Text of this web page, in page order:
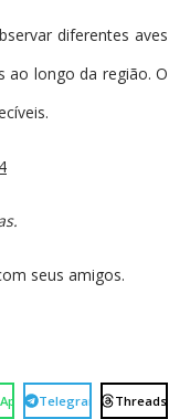
diferentes aves
ao longo da região. O
seus amigos.
Telegram Threads